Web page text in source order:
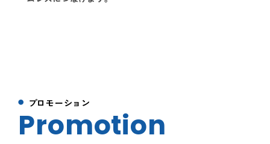
プロモーション
Promotion
事業内容
チームスプリント